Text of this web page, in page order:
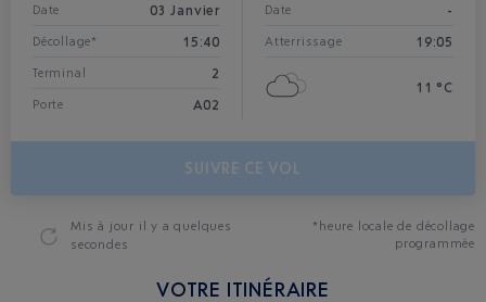
Date 03 Janvier
Décollage* 15:40
Terminal 2
Porte A02
Date -
Atterrissage 19:05
11 °C
SUIVRE CE VOL
Mis à jour il y a quelques
secondes
*heure locale de décollage
programmée
VOTRE ITINÉRAIRE